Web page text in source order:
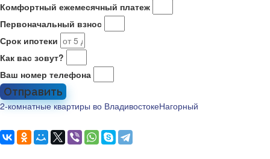
Комфортный ежемесячный платеж
Первоначальный взнос
Срок ипотеки
Как вас зовут?
Ваш номер телефона
Отправить
2-комнатные квартиры во ВладивостокеНагорный